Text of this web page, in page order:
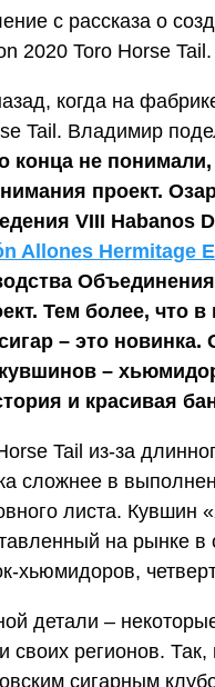
с рассказа о
2020 Toro Horse Tail.
когда на
Tail. Владимир
не понимали,
проект.
VIII Habanos
Allones Hermitage
Тем более, что в
– это
–
и красивая
Tail из-за
сложнее в
листа. Кувшин
на рынке в
детали –
своих регионов.
сигарным